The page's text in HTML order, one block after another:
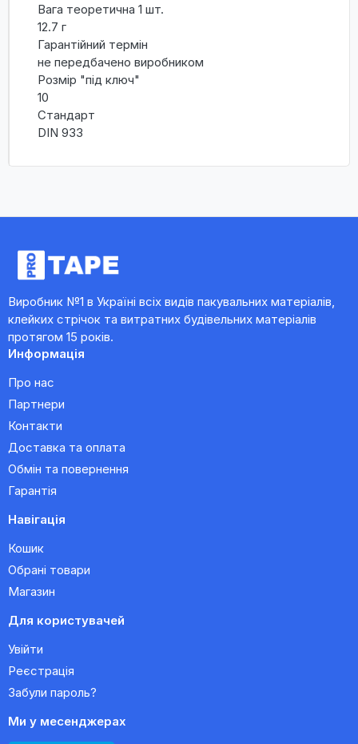
Вага теоретична 1 шт.
12.7 г
Гарантійний термін
не передбачено виробником
Розмір "під ключ"
10
Стандарт
DIN 933
Виробник №1 в Україні всіх видів пакувальних матеріалів,
клейких стрічок та витратних будівельних матеріалів
протягом 15 років.
Информація
Про нас
Партнери
Контакти
Доставка та оплата
Обмін та повернення
Гарантія
Навігація
Кошик
Обрані товари
Магазин
Для користувачей
Увійти
Реєстрація
Забули пароль?
Ми у месенджерах